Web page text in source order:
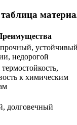
устойчивый
недорогой
к химическим
долговечный